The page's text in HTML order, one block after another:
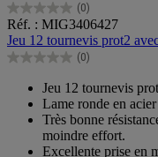
(0)
0.0
sur
5
étoiles.
Réf. : MIG3406427
Jeu 12 tournevis prot2
(0)
0.0
étoiles.
Jeu 12 tournevis
Lame ronde en
Très bonne
moindre effort.
Excellente prise en